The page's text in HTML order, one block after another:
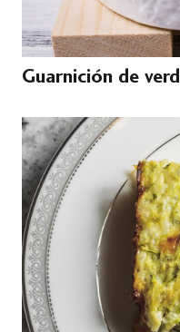
Guarnición de